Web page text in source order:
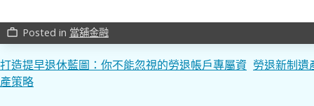
work_outline Posted in 當舖金融
文
章
打造提早退休藍圖：你不能忽視的勞退帳戶專屬資
產策略
勞退新制遺